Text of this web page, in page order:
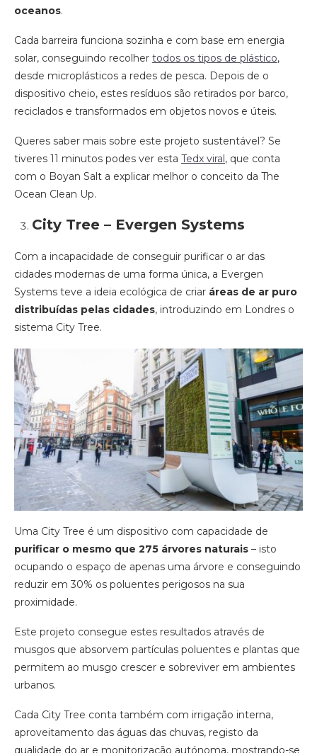
oceanos.
Cada barreira funciona sozinha e com base em energia
solar, conseguindo recolher todos os tipos de plástico,
desde microplásticos a redes de pesca. Depois de o
dispositivo cheio, estes resíduos são retirados por barco,
reciclados e transformados em objetos novos e úteis.
Queres saber mais sobre este projeto sustentável? Se
tiveres 11 minutos podes ver esta Tedx viral, que conta
com o Boyan Salt a explicar melhor o conceito da The
Ocean Clean Up.
City Tree – Evergen Systems
Com a incapacidade de conseguir purificar o ar das
cidades modernas de uma forma única, a Evergen
Systems teve a ideia ecológica de criar áreas de ar puro
distribuídas pelas cidades, introduzindo em Londres o
sistema City Tree.
Uma City Tree é um dispositivo com capacidade de
purificar o mesmo que 275 árvores naturais – isto
ocupando o espaço de apenas uma árvore e conseguindo
reduzir em 30% os poluentes perigosos na sua
proximidade.
Este projeto consegue estes resultados através de
musgos que absorvem partículas poluentes e plantas que
permitem ao musgo crescer e sobreviver em ambientes
urbanos.
Cada City Tree conta também com irrigação interna,
aproveitamento das águas das chuvas, registo da
qualidade do ar e monitorização autónoma, mostrando-se